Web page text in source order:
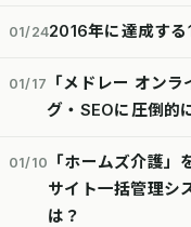
01/242016年に達成す
01/17
「メドレー オン
グ・SEOに圧倒的
01/10
「ホームズ介護
サイト一括管理シ
は？